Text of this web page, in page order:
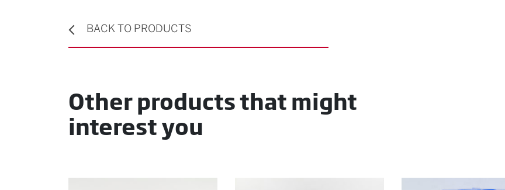
BACK TO PRODUCTS
Other products that might
interest you